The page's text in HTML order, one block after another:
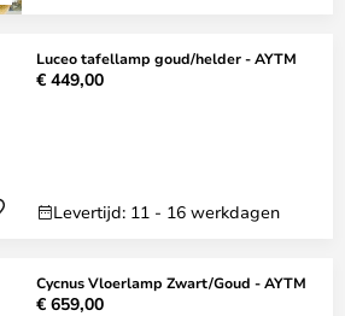
Luceo tafellamp goud/helder - AYTM
€ 449,00
Levertijd: 11 - 16 werkdagen
Cycnus Vloerlamp Zwart/Goud - AYTM
€ 659,00